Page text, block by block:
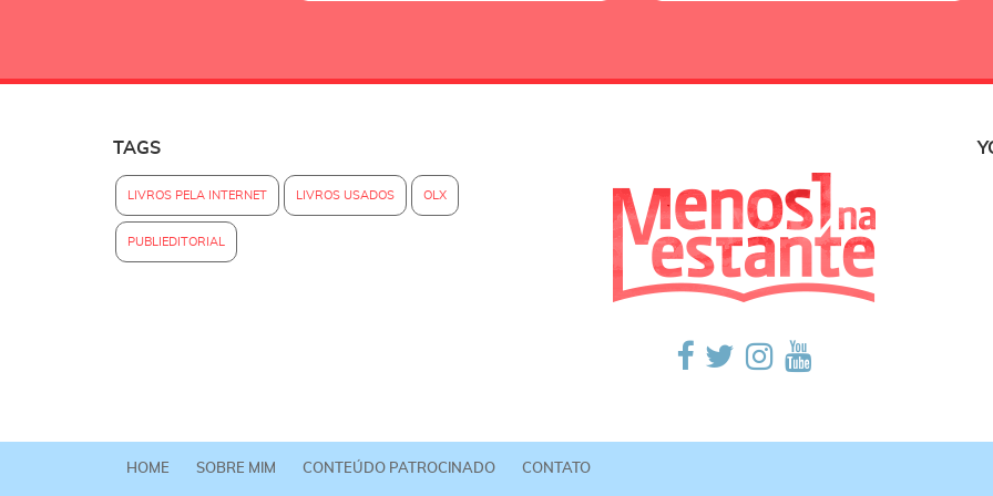
TAGS
LIVROS PELA INTERNET LIVROS USADOS OLX
PUBLIEDITORIAL
HOME SOBRE MIM CONTEÚDO PATROCINADO CONTATO